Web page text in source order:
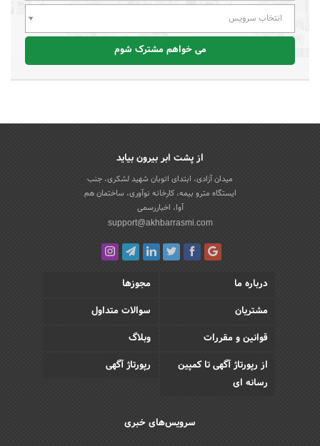
انتخاب سرویس
می خواهم مشترک شوم
از پشت ابر بیرون بیاید
میدان آزادی، ابتدای اتوبان شهید لشکری، جنب
ایستگاه مترو بیمه، کارخانه نوآوری، ساختمان هم
آوا، اخباررسمی
support@akhbarrasmi.com
درباره ما
مجوزها
مشتریان
سوالات متداول
قوانین و مقررات
وبلاگ
از رپورتاژ آگهی تا کمپین
رسانه ای
رپورتاژ آگهی
سرویس‌های خبری